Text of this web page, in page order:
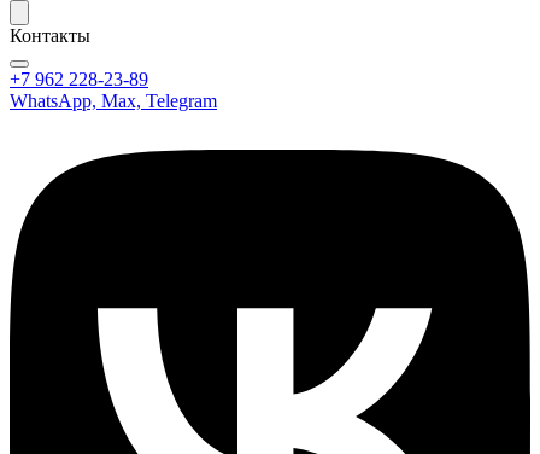
Контакты
+7 962 228-23-89
WhatsApp, Max, Telegram